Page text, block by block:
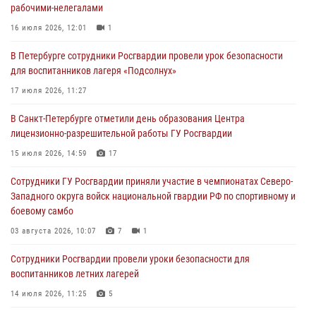
домами
06 августа 2026, 11:36
Сотрудники и военнослужащие Росгвардии обеспечили
правопорядок при проведении матча "Зенит" - "Балтика"
06 августа 2026, 07:30
В Выборгском районе наряд Росгвардии обнаружил
разыскиваемый преступный автотранспорт
05 августа 2026, 12:25 2
Петербургские росгвардейцы обнаружили объявленный в розыск
автомобиль, ранее использовавшийся при совершении кражи в
Ленобласти
04 августа 2026, 14:05
рабочими-нелегалами
16 июля 2026, 12:01 1
В Петербурге сотрудники Росгвардии провели урок безопасности
для воспитанников лагеря «Подсолнух»
17 июля 2026, 11:27
В Санкт-Петербурге отметили день образования Центра
лицензионно-разрешительной работы ГУ Росгвардии
15 июля 2026, 14:59 17
Сотрудники ГУ Росгвардии приняли участие в чемпионатах Северо-
Западного округа войск национальной гвардии РФ по спортивному и
боевому самбо
03 августа 2026, 10:07 7 1
Сотрудники Росгвардии провели уроки безопасности для
воспитанников летних лагерей
14 июля 2026, 11:25 5